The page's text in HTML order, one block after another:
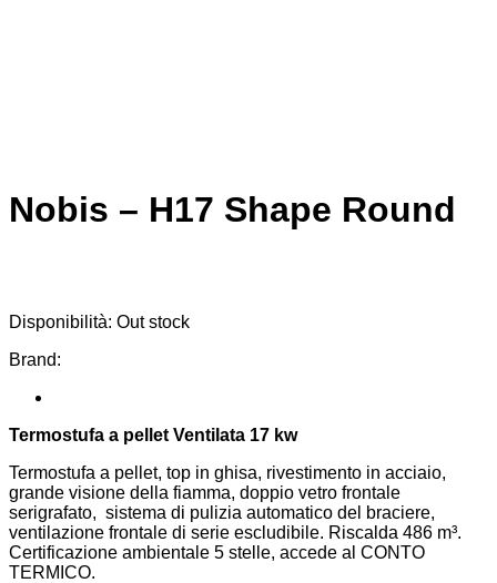
Nobis – H17 Shape Round
Disponibilità: Out stock
Brand:
Termostufa a pellet Ventilata 17 kw
Termostufa a pellet, top in ghisa, rivestimento in acciaio,
grande visione della fiamma, doppio vetro frontale
serigrafato, sistema di pulizia automatico del braciere,
ventilazione frontale di serie escludibile. Riscalda 486 m³.
Certificazione ambientale 5 stelle, accede al CONTO
TERMICO.